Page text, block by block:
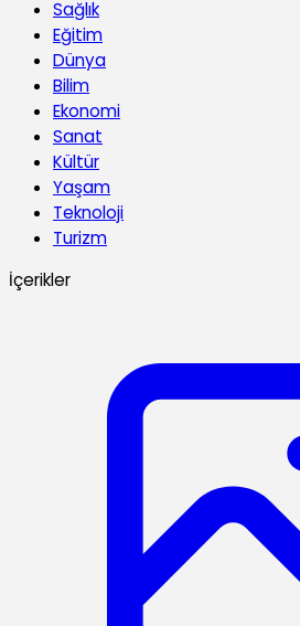
Sağlık
Eğitim
Dünya
Bilim
Ekonomi
Sanat
Kültür
Yaşam
Teknoloji
Turizm
İçerikler